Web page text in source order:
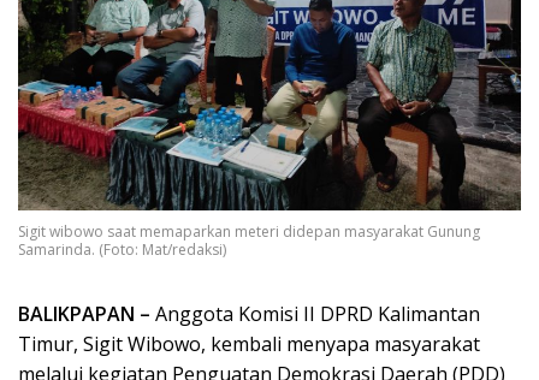
Sigit wibowo saat memaparkan meteri didepan masyarakat Gunung
Samarinda. (Foto: Mat/redaksi)
BALIKPAPAN – Anggota Komisi II DPRD Kalimantan
Timur, Sigit Wibowo, kembali menyapa masyarakat
melalui kegiatan Penguatan Demokrasi Daerah (PDD)